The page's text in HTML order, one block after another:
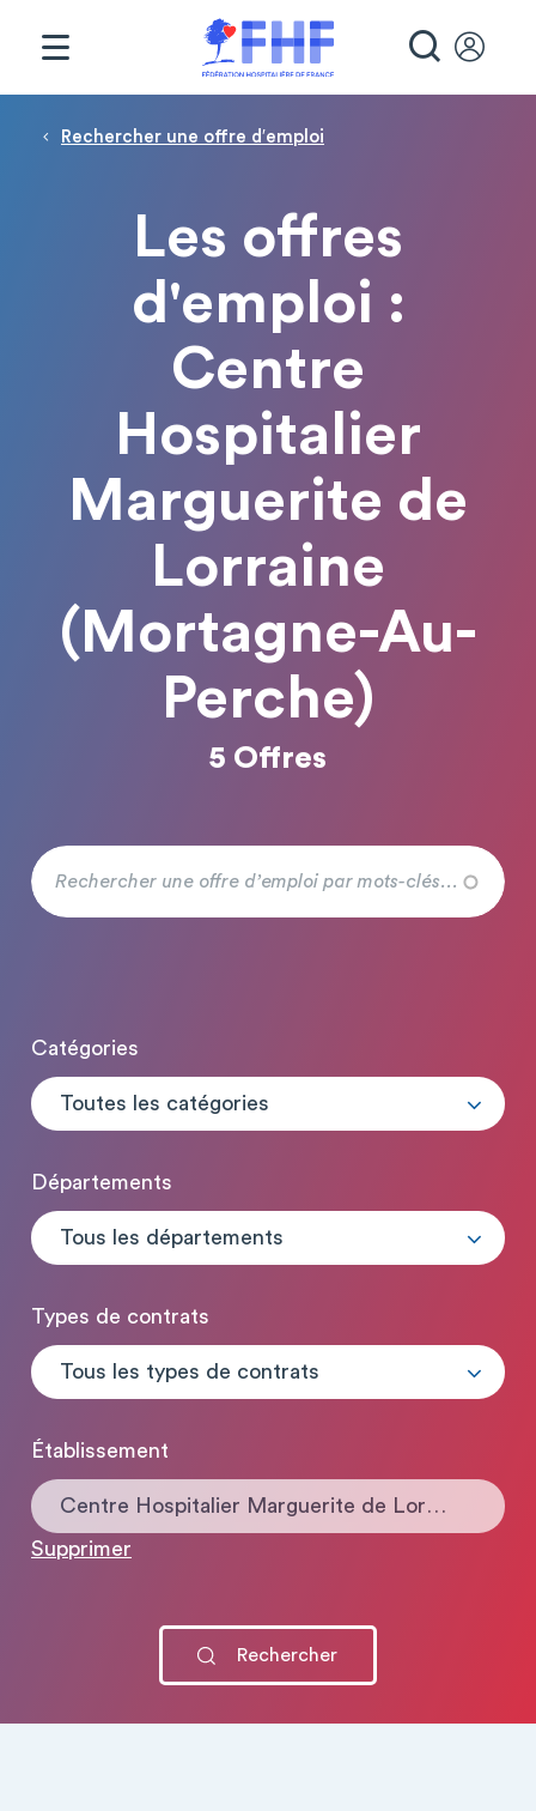
Fil d'Ariane
Rechercher une offre d′emploi
Les offres
d'emploi :
Centre
Hospitalier
Marguerite de
Lorraine
(Mortagne-Au-
Perche)
5 Offres
Catégories
Toutes les catégories
Départements
Tous les départements
Types de contrats
Tous les types de contrats
Établissement
Centre Hospitalier Marguerite de Lorraine
Supprimer
Panneau de gestion des cookies